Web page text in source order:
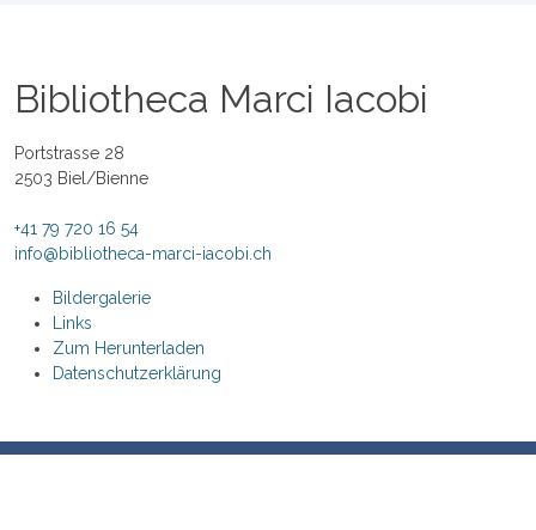
Bibliotheca Marci Iacobi
Portstrasse 28
2503 Biel/Bienne
+41 79 720 16 54
info@bibliotheca-marci-iacobi.ch
Bildergalerie
Links
Zum Herunterladen
Datenschutzerklärung